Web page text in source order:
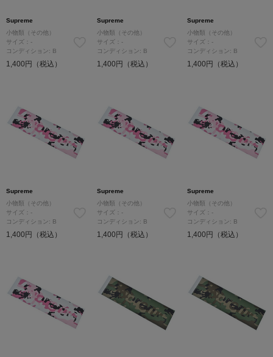
Supreme
小物類（その他）
サイズ：-
コンディション: B
1,400円（税込）
Supreme
小物類（その他）
サイズ：-
コンディション: B
1,400円（税込）
Supreme
小物類（その他）
サイズ：-
コンディション: B
1,400円（税込）
Supreme
小物類（その他）
サイズ：-
コンディション: B
1,400円（税込）
Supreme
小物類（その他）
サイズ：-
コンディション: B
1,400円（税込）
Supreme
小物類（その他）
サイズ：-
コンディション: B
1,400円（税込）